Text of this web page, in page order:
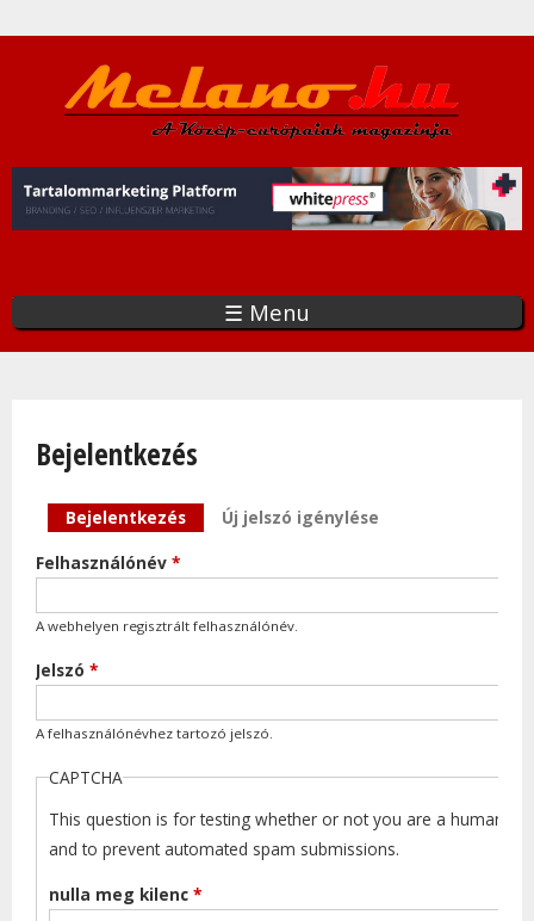
a
tartalomra
☰ Menu
Bejelentkezés
Elsődleges fülek
Bejelentkezés (aktív fül)
Új jelszó igénylése
Felhasználónév *
A webhelyen regisztrált felhasználónév.
Jelszó *
A felhasználónévhez tartozó jelszó.
CAPTCHA
This question is for testing whether or not you are a human
and to prevent automated spam submissions.
nulla meg kilenc *